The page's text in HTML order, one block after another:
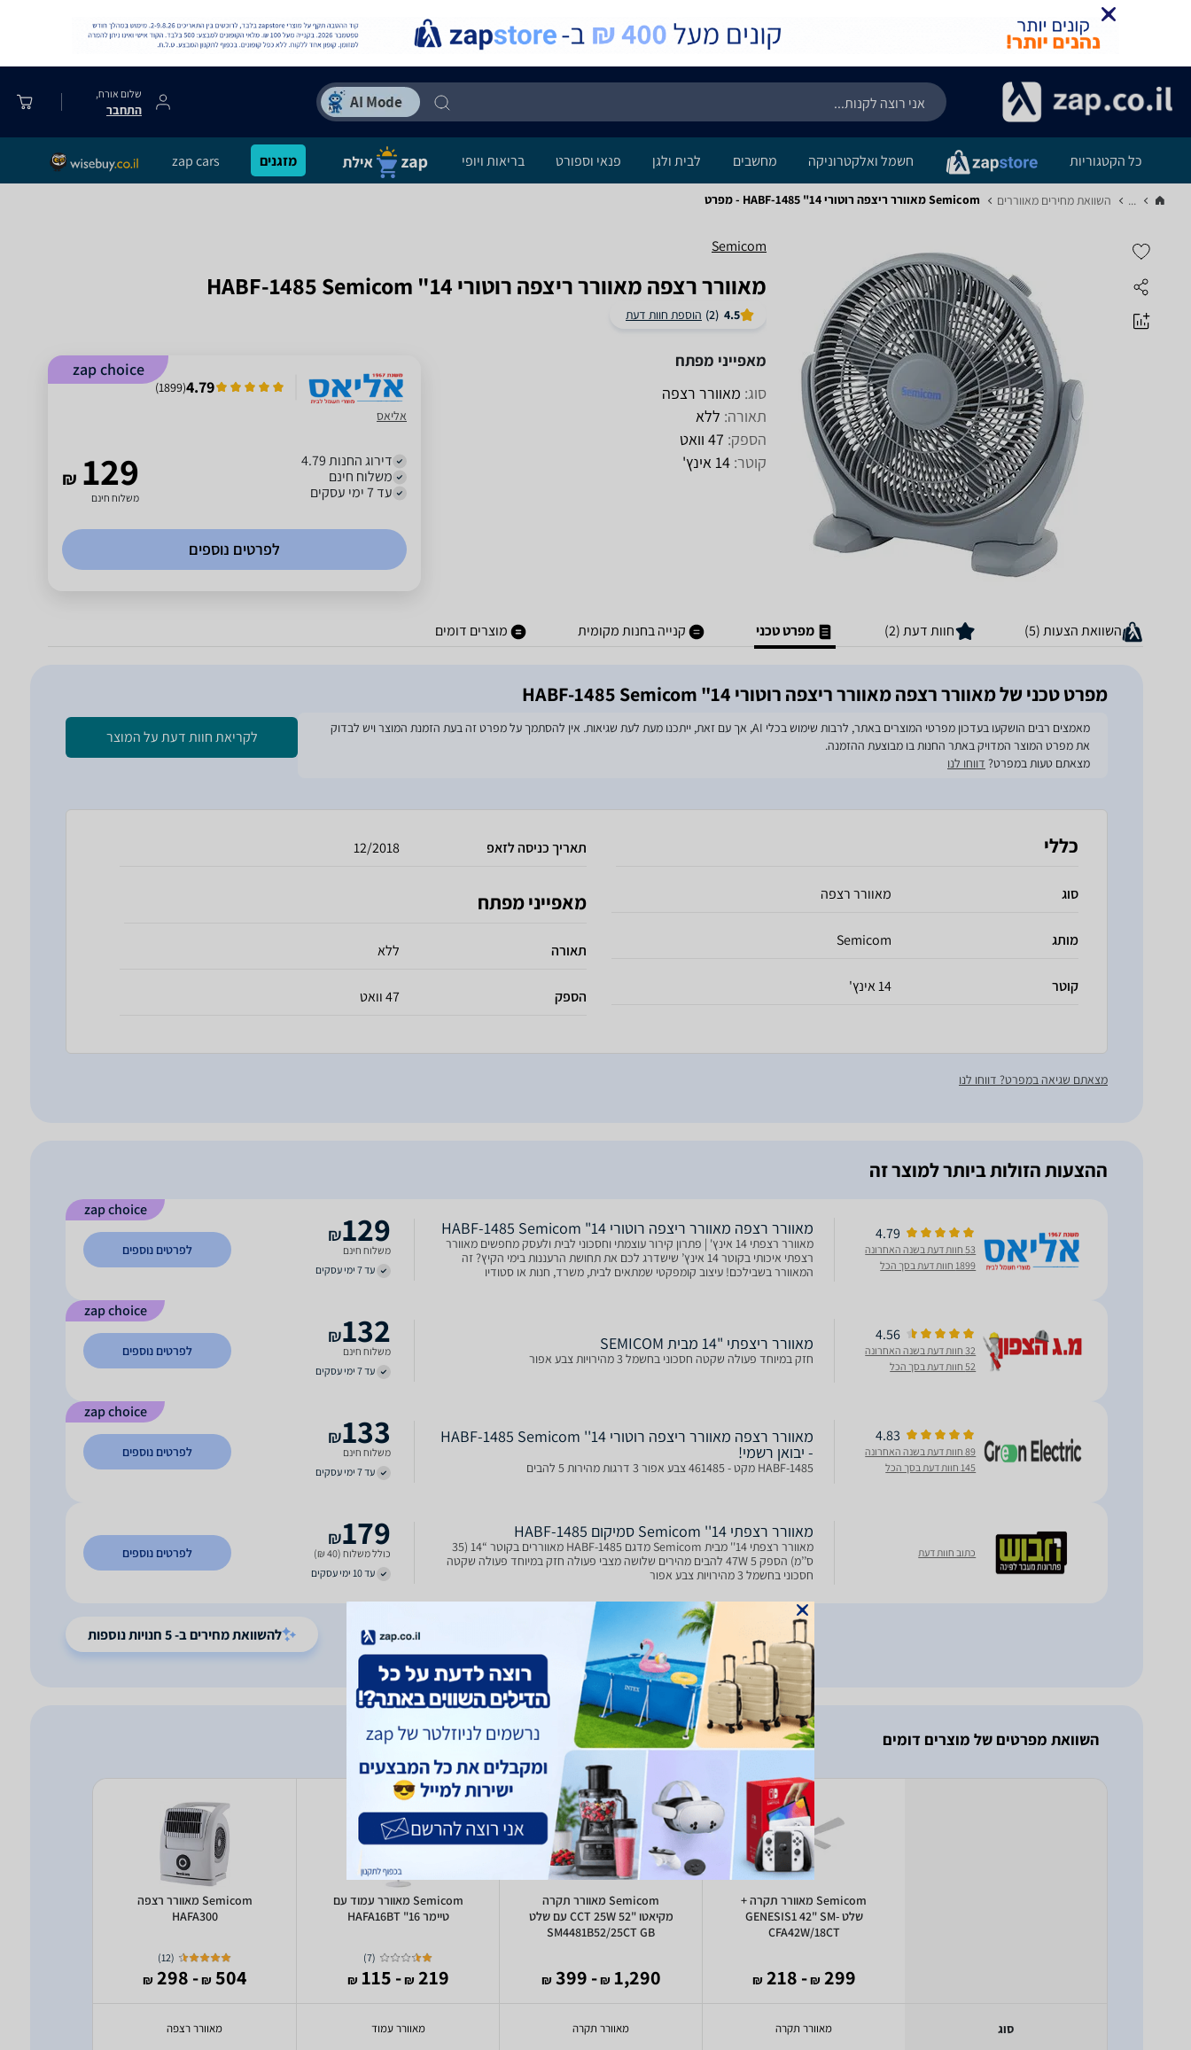
שלום אורח,
התחבר
כל הקטגוריות חשמל ואלקטרוניקה מחשבים לבית ולגן פנאי וספורט בריאות ויופי מזגנים zap cars
... השוואת מחירים מאווררים‏ Semicom מאוורר ריצפה רוטורי 14" HABF-1485 - מפרט
Semicom
‏מאוורר רצפה מאוורר ריצפה רוטורי 14" HABF-1485 Semicom
4.5
(2) הוספת חוות דעת
מאפייני מפתח
סוג: מאוורר רצפה
תאורה: ללא
הספק: 47 וואט
קוטר: 14 אינץ'
zap choice
4.79
(
1899
)
אליאס
דירוג החנות 4.79
משלוח חינם
עד 7 ימי עסקים
₪ 129
משלוח חינם
לפרטים נוספים
השוואת הצעות (5) חוות דעת (2) מפרט טכני קנייה בחנות מקומית מוצרים דומים
מפרט טכני של ‏מאוורר רצפה מאוורר ריצפה רוטורי 14" HABF-1485 Semicom
מאמצים רבים הושקעו בעדכון מפרטי המוצרים באתר, לרבות שימוש בכלי AI, אך עם זאת, ייתכנו מעת לעת שגיאות. אין להסתמך על מפרט זה בעת הזמנת המוצר ויש לבדוק
את מפרט המוצר המדויק באתר החנות בו מבוצעת ההזמנה.
מצאתם טעות במפרט? דווחו לנו
לקריאת חוות דעת על המוצר
כללי
סוג מאוורר רצפה
מותג Semicom
קוטר 14 אינץ'
תאריך כניסה לזאפ 12/2018
מאפייני מפתח
תאורה ללא
הספק 47 וואט
מצאתם שגיאה במפרט? דווחו לנו
ההצעות הזולות ביותר למוצר זה
zap choice
4.79
53 חוות דעת בשנה האחרונה
1899 חוות דעת בסך הכל
‏מאוורר רצפה מאוורר ריצפה רוטורי 14" HABF-1485 Semicom
מאוורר רצפתי 14 אינץ' | פתרון קירור עוצמתי וחסכוני לבית ולעסק מחפשים מאוורר
רצפתי איכותי בקוטר 14 אינץ’ שישדרג לכם את תחושת הרעננות בימי הקיץ? זה
המאוורר בשבילכם! עיצוב קומפקטי שמתאים לבית, משרד, חנות או סטודיו
129
₪
משלוח חינם
עד 7 ימי עסקים
לפרטים נוספים
zap choice
4.56
32 חוות דעת בשנה האחרונה
52 חוות דעת בסך הכל
מאוורר ריצפתי "14 מבית SEMICOM
חזק במיוחד פעולה שקטה חסכוני בחשמל 3 מהירויות צבע אפור
132
₪
משלוח חינם
עד 7 ימי עסקים
לפרטים נוספים
zap choice
4.83
89 חוות דעת בשנה האחרונה
145 חוות דעת בסך הכל
‏מאוורר רצפה מאוורר ריצפה רוטורי 14'' HABF-1485 Semicom
- יבואן רשמי!
HABF-1485 מקט - 461485 צבע אפור 3 דרגות מהירות 5 להבים
133
₪
משלוח חינם
עד 7 ימי עסקים
לפרטים נוספים
כתוב חוות דעת
מאוורר רצפתי 14'' Semicom סמיקום HABF-1485
מאוורר רצפתי 14'' מבית Semicom מדגם HABF-1485 מאווררים בקוטר “14 (35
ס’’מ) הספק 47W 5 להבים מהירים שלושה מצבי פעולה חזק במיוחד פעולה שקטה
חסכוני בחשמל 3 מהירויות צבע אפור
179
₪
כולל משלוח (40 ₪)
עד 10 ימי עסקים
לפרטים נוספים
להשוואת מחירים ב- 5 חנויות נוספות
השוואת מפרטים של מוצרים דומים
סוג
Semicom מאוורר תקרה +
שלט GENESIS1 42" SM-
CFA42W/18CT
299
₪
- 218
₪
מאוורר תקרה
Semicom מאוורר תקרה
מקיאטו "CCT 25W 52 עם שלט
SM4481B52/25CT GB
1,290
₪
- 399
₪
מאוורר תקרה
Semicom מאוורר עמוד עם
טיימר 16" HAFA16BT
(
7
)
219
₪
- 115
₪
מאוורר עמוד
Semicom מאוורר רצפה
HAFA300
(
12
)
504
₪
- 298
₪
מאוורר רצפה